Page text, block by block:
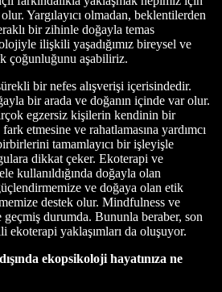
Yargılayıcı olmadan, beklentilerden
bir zihinle doğayla temas
ilişkili yaşadığımız bireysel ve
çoğunluğunu aşabiliriz.
bir nefes alışverişi içerisindedir.
bir arada ve doğanın içinde var olur.
egzersiz kişilerin kendinin bir
etmesine ve rahatlamasına yardımcı
tamamlayıcı bir işleyişle
dikkat çeker. Ekoterapi ve
kullanıldığında doğayla olan
ve doğaya olan etik
destek olur. Mindfulness ve
durumda. Bununla beraber, son
ekoterapi yaklaşımları da oluşuyor.
ekopsikoloji hayatınıza ne